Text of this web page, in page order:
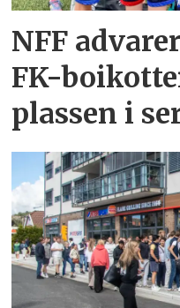
NFF
FK-
plassen i